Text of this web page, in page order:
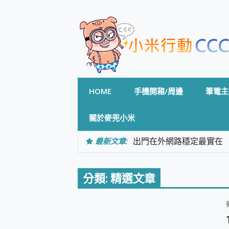
HOME 手機開箱/周邊 筆電
關於麥兜小米
最新文章: 出門在外網路穩定最實在
專為 PC上的 XBOX和掌機
台灣製攝影機在這裡，
電力超超超持久 MSI 微
超懂拍、耐用 AI 街拍機
分類: 精選文章